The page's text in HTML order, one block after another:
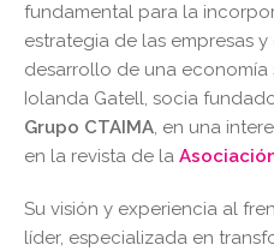
fundamental para la
estrategia de las empresas
desarrollo de una economía
Iolanda Gatell, socia
Grupo CTAIMA, en una
en la revista de la
Su visión y experiencia al
líder, especializada en